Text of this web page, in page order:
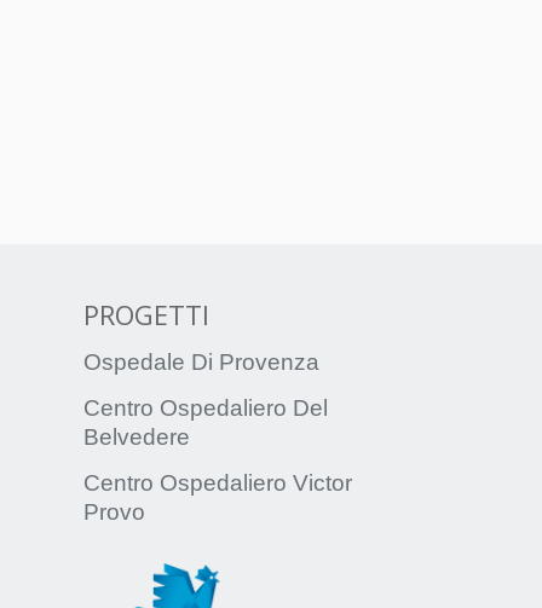
PROGETTI
Ospedale Di Provenza
Centro Ospedaliero Del
Belvedere
Centro Ospedaliero Victor
Provo